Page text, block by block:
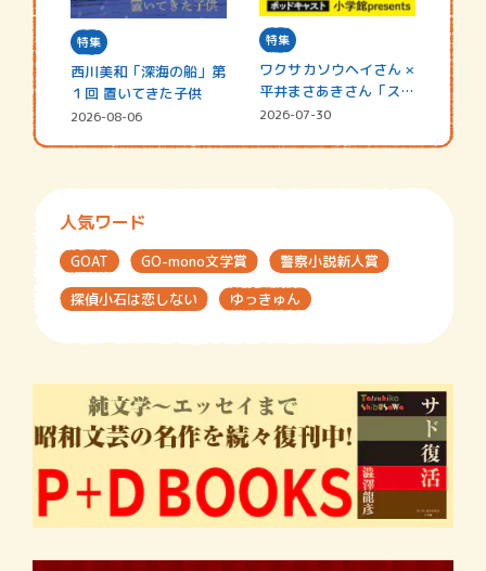
特集
西川美和「深海の船」第
１回 置いてきた子供
2026-08-06
特集
ワクサカソウヘイさん ×
平井まさあきさん「スペ
シャ…
2026-07-30
人気ワード
GOAT GO-mono文学賞
警察小説新人賞
探偵小石は恋しない
ゆっきゅん